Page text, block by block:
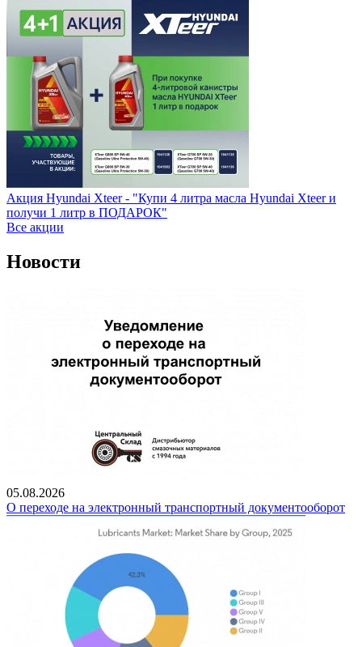
Акция Hyundai Xteer - "Купи 4 литра масла Hyundai Xteer и
получи 1 литр в ПОДАРОК"
Все акции
Новости
05.08.2026
О переходе на электронный транспортный документооборот